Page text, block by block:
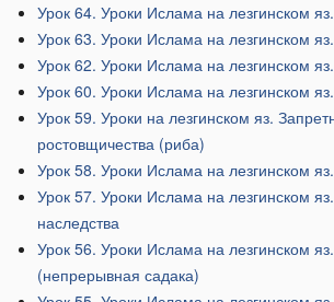
Урок 64. Уроки Ислама на лезгинском яз.
Урок 63. Уроки Ислама на лезгинском
Урок 62. Уроки Ислама на лезгинском
Урок 60. Уроки Ислама на лезгинском
Урок 59. Уроки на лезгинском яз.
ростовщичества (риба)
Урок 58. Уроки Ислама на лезгинском
Урок 57. Уроки Ислама на лезгинском
наследства
Урок 56. Уроки Ислама на лезгинском
(непрерывная садака)